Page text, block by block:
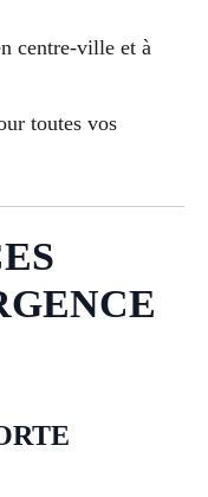
centre-ville et à
toutes vos